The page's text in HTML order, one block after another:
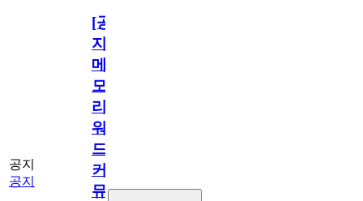
공지
공지
[공
지]
메
모
리
워
드
커
뮤